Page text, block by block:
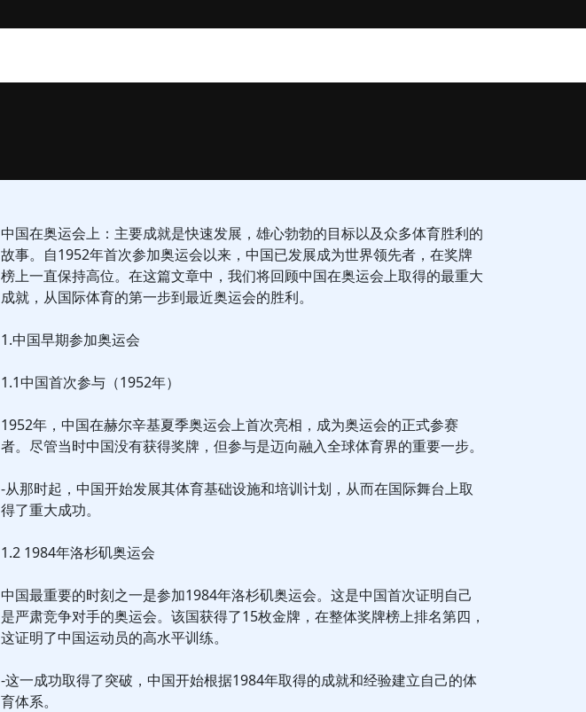
中国在奥运会上：主要成就是快速发展，雄心勃勃的目标以及众多体育胜利的
故事。自1952年首次参加奥运会以来，中国已发展成为世界领先者，在奖牌
榜上一直保持高位。在这篇文章中，我们将回顾中国在奥运会上取得的最重大
成就，从国际体育的第一步到最近奥运会的胜利。
1.中国早期参加奥运会
1.1中国首次参与（1952年）
1952年，中国在赫尔辛基夏季奥运会上首次亮相，成为奥运会的正式参赛
者。尽管当时中国没有获得奖牌，但参与是迈向融入全球体育界的重要一步。
-从那时起，中国开始发展其体育基础设施和培训计划，从而在国际舞台上取
得了重大成功。
1.2 1984年洛杉矶奥运会
中国最重要的时刻之一是参加1984年洛杉矶奥运会。这是中国首次证明自己
是严肃竞争对手的奥运会。该国获得了15枚金牌，在整体奖牌榜上排名第四，
这证明了中国运动员的高水平训练。
-这一成功取得了突破，中国开始根据1984年取得的成就和经验建立自己的体
育体系。